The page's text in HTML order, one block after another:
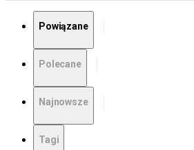
Powiązane
Polecane
Najnowsze
Tagi